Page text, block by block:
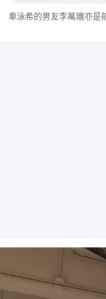
車泳希的男友李萬璣亦是